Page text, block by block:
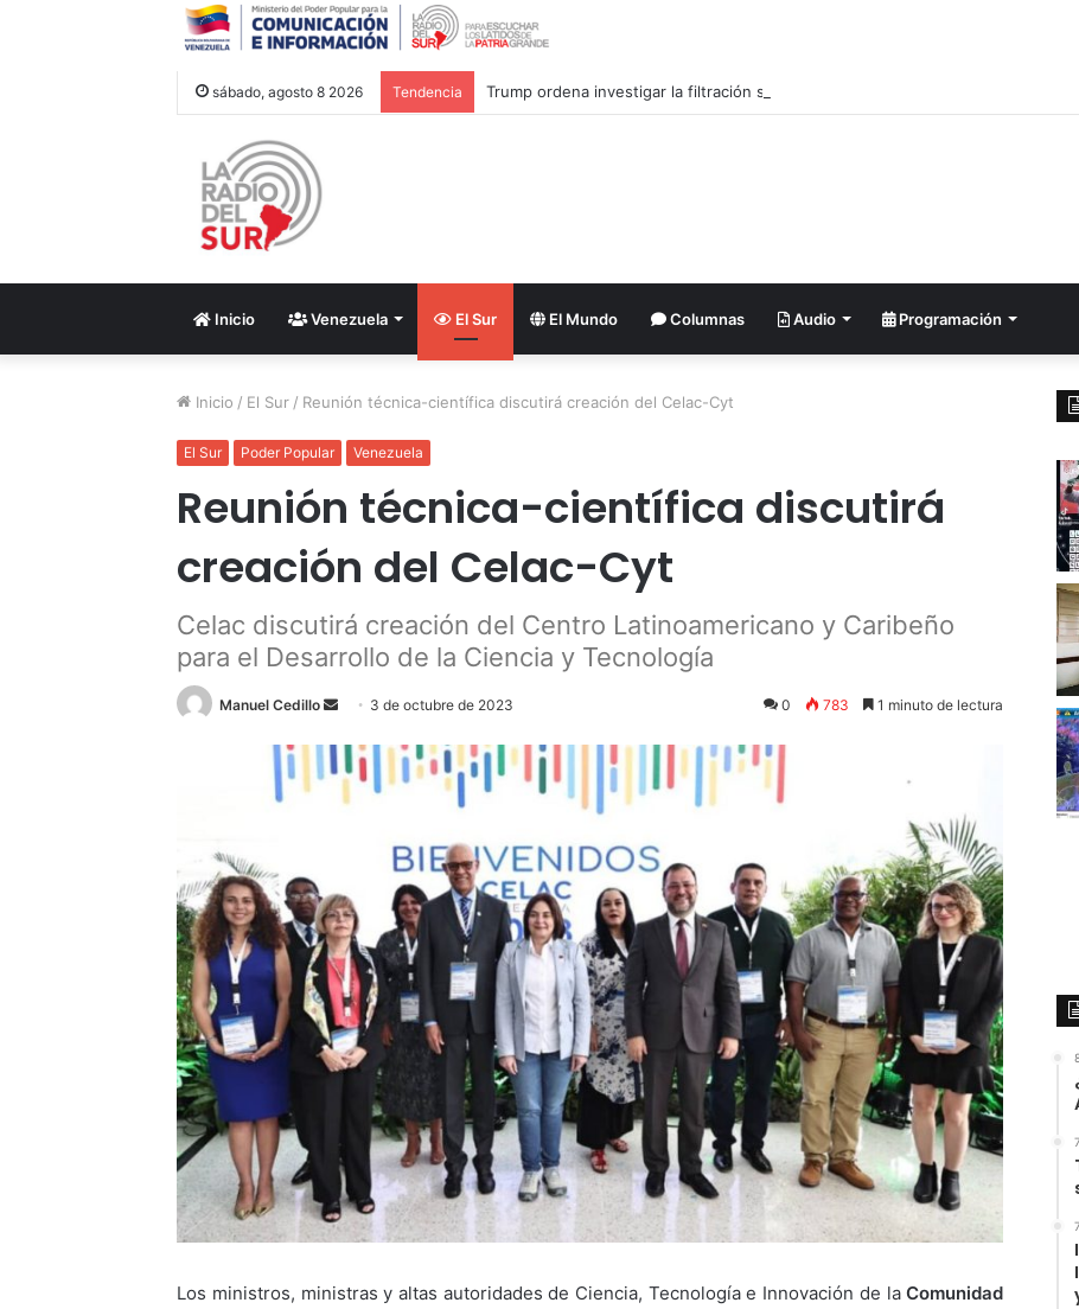
sábado, agosto 8 2026 Tendencia Trump ordena investigar la filtración sobre las reservas de municiones
Inicio Venezuela El Sur El Mundo Columnas Audio Programación
Inicio / El Sur / Reunión técnica-científica discutirá creación del Celac-Cyt
El Sur Poder Popular Venezuela
Reunión técnica-científica discutirá
creación del Celac-Cyt
Celac discutirá creación del Centro Latinoamericano y Caribeño
para el Desarrollo de la Ciencia y Tecnología
Manuel Cedillo
Send
email
3 de octubre de 2023 0 783 1 minuto de lectura
Los ministros, ministras y altas autoridades de Ciencia, Tecnología e Innovación de laComunidad